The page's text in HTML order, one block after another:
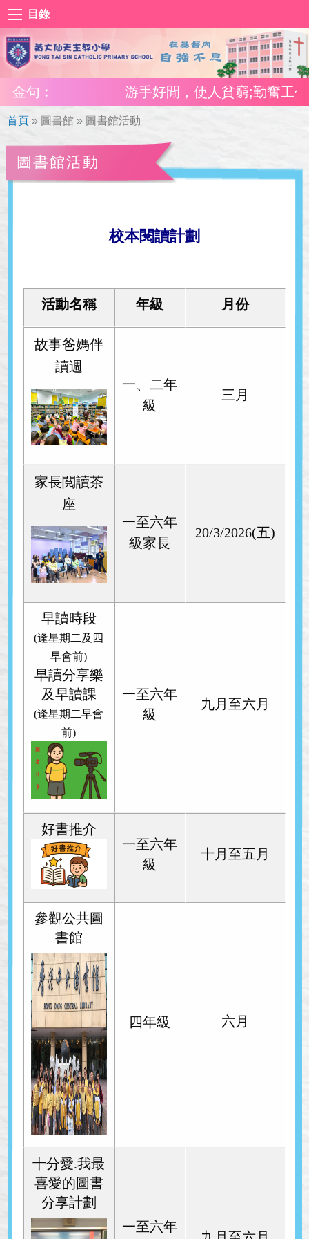
目錄
金句︰ 游手好閒，使人貧窮;勤奮工
首頁 » 圖書館 » 圖書館活動
圖書館活動
校本閱讀計劃
活動名稱 年級 月份
故事爸媽伴
讀週
一、二年
級
三月
家長閲讀茶
座
一至六年
級家長
20/3/2026(五)
早讀時段
(逢星期二及四
早會前)
早讀分享樂
及早讀課
(逢星期二早會
前)
一至六年
級
九月至六月
好書推介
一至六年
級
十月至五月
參觀公共圖
書館
四年級 六月
十分愛.我最
喜愛的圖書
分享計劃
一至六年